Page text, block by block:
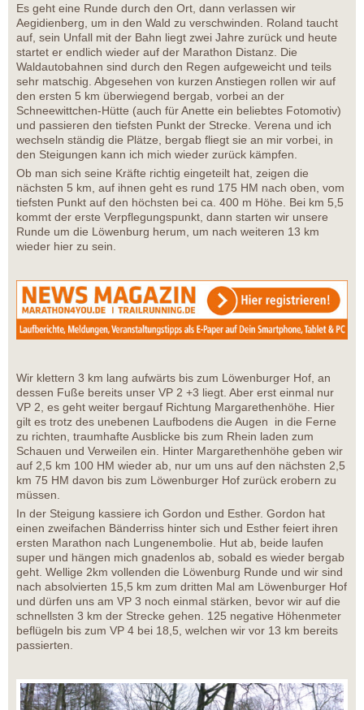
Es geht eine Runde durch den Ort, dann verlassen wir
Aegidienberg, um in den Wald zu verschwinden. Roland taucht
auf, sein Unfall mit der Bahn liegt zwei Jahre zurück und heute
startet er endlich wieder auf der Marathon Distanz. Die
Waldautobahnen sind durch den Regen aufgeweicht und teils
sehr matschig. Abgesehen von kurzen Anstiegen rollen wir auf
den ersten 5 km überwiegend bergab, vorbei an der
Schneewittchen-Hütte (auch für Anette ein beliebtes Fotomotiv)
und passieren den tiefsten Punkt der Strecke. Verena und ich
wechseln ständig die Plätze, bergab fliegt sie an mir vorbei, in
den Steigungen kann ich mich wieder zurück kämpfen.
Ob man sich seine Kräfte richtig eingeteilt hat, zeigen die
nächsten 5 km, auf ihnen geht es rund 175 HM nach oben, vom
tiefsten Punkt auf den höchsten bei ca. 400 m Höhe. Bei km 5,5
kommt der erste Verpflegungspunkt, dann starten wir unsere
Runde um die Löwenburg herum, um nach weiteren 13 km
wieder hier zu sein.
Wir klettern 3 km lang aufwärts bis zum Löwenburger Hof, an
dessen Fuße bereits unser VP 2 +3 liegt. Aber erst einmal nur
VP 2, es geht weiter bergauf Richtung Margarethenhöhe. Hier
gilt es trotz des unebenen Laufbodens die Augen in die Ferne
zu richten, traumhafte Ausblicke bis zum Rhein laden zum
Schauen und Verweilen ein. Hinter Margarethenhöhe geben wir
auf 2,5 km 100 HM wieder ab, nur um uns auf den nächsten 2,5
km 75 HM davon bis zum Löwenburger Hof zurück erobern zu
müssen.
In der Steigung kassiere ich Gordon und Esther. Gordon hat
einen zweifachen Bänderriss hinter sich und Esther feiert ihren
ersten Marathon nach Lungenembolie. Hut ab, beide laufen
super und hängen mich gnadenlos ab, sobald es wieder bergab
geht. Wellige 2km vollenden die Löwenburg Runde und wir sind
nach absolvierten 15,5 km zum dritten Mal am Löwenburger Hof
und dürfen uns am VP 3 noch einmal stärken, bevor wir auf die
schnellsten 3 km der Strecke gehen. 125 negative Höhenmeter
beflügeln bis zum VP 4 bei 18,5, welchen wir vor 13 km bereits
passierten.